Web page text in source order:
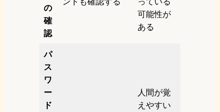
の
確
認
可能性が
ある
パ
ス
ワ
ー
ド
人間が覚
えやすい